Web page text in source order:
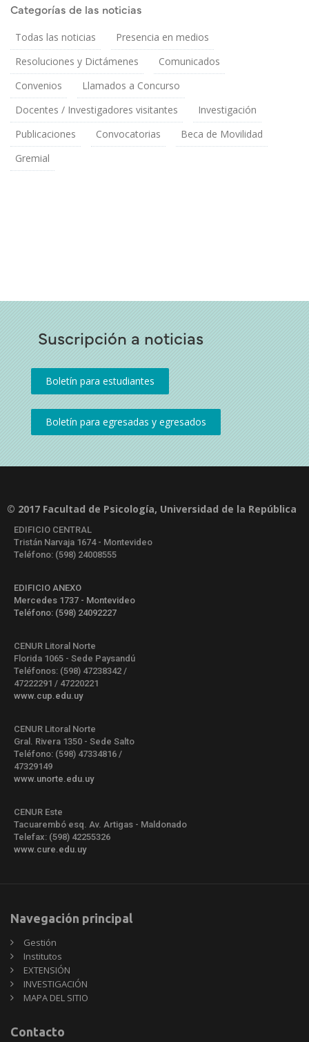
Categorías de las noticias
Todas las noticias
Presencia en medios
Resoluciones y Dictámenes
Comunicados
Convenios
Llamados a Concurso
Docentes / Investigadores visitantes
Investigación
Publicaciones
Convocatorias
Beca de Movilidad
Gremial
Suscripción a noticias
© 2017 Facultad de Psicología, Universidad de la República
EDIFICIO CENTRAL
Tristán Narvaja 1674 - Montevideo
Teléfono: (598) 24008555
EDIFICIO ANEXO
Mercedes 1737 - Montevideo
Teléfono: (598) 24092227
CENUR Litoral Norte
Florida 1065 - Sede Paysandú
Teléfonos: (598) 47238342 /
47222291 / 47220221
www.cup.edu.uy
CENUR Litoral Norte
Gral. Rivera 1350 - Sede Salto
Teléfono: (598) 47334816 /
47329149
www.unorte.edu.uy
CENUR Este
Tacuarembó esq. Av. Artigas - Maldonado
Telefax: (598) 42255326
www.cure.edu.uy
Navegación principal
Gestión
Institutos
EXTENSIÓN
INVESTIGACIÓN
MAPA DEL SITIO
Contacto